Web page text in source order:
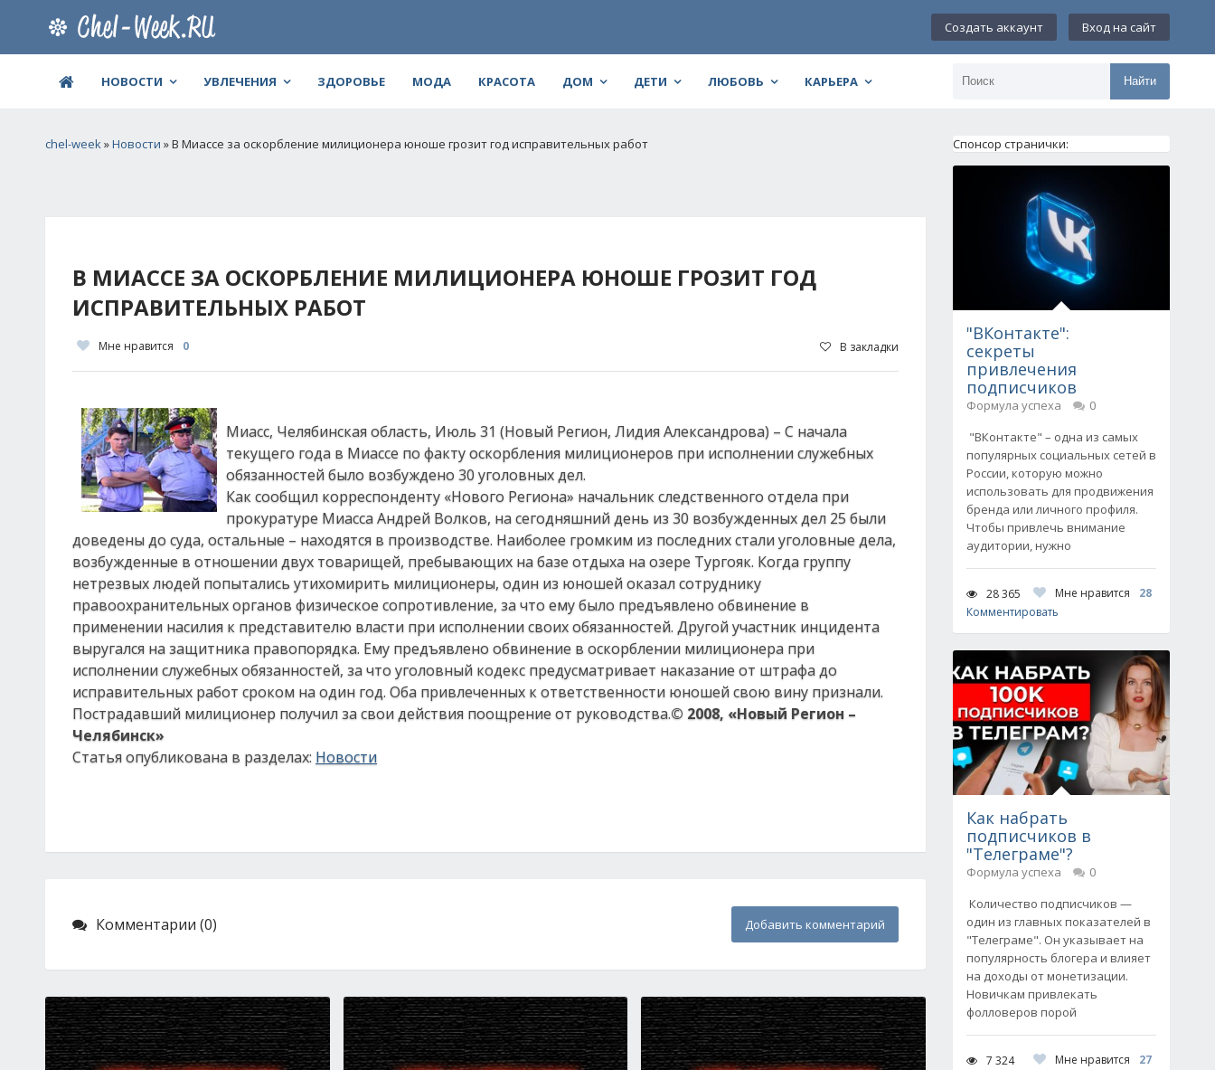
Создать аккаунт Вход на сайт
НОВОСТИ УВЛЕЧЕНИЯ ЗДОРОВЬЕ МОДА КРАСОТА ДОМ ДЕТИ ЛЮБОВЬ КАРЬЕРА Найти
chel-week»Новости » В Миассе за оскорбление милиционера юноше грозит год исправительных работ
В МИАССЕ ЗА ОСКОРБЛЕНИЕ МИЛИЦИОНЕРА ЮНОШЕ ГРОЗИТ ГОД
ИСПРАВИТЕЛЬНЫХ РАБОТ
Мне нравится 0 В закладки
Миасс, Челябинская область, Июль 31 (Новый Регион, Лидия Александрова) – С начала
текущего года в Миассе по факту оскорбления милиционеров при исполнении служебных
обязанностей было возбуждено 30 уголовных дел.
Как сообщил корреспонденту «Нового Региона» начальник следственного отдела при
прокуратуре Миасса Андрей Волков, на сегодняшний день из 30 возбужденных дел 25 были
доведены до суда, остальные – находятся в производстве. Наиболее громким из последних стали уголовные дела,
возбужденные в отношении двух товарищей, пребывающих на базе отдыха на озере Тургояк. Когда группу
нетрезвых людей попытались утихомирить милиционеры, один из юношей оказал сотруднику
правоохранительных органов физическое сопротивление, за что ему было предъявлено обвинение в
применении насилия к представителю власти при исполнении своих обязанностей. Другой участник инцидента
выругался на защитника правопорядка. Ему предъявлено обвинение в оскорблении милиционера при
исполнении служебных обязанностей, за что уголовный кодекс предусматривает наказание от штрафа до
исправительных работ сроком на один год. Оба привлеченных к ответственности юношей свою вину признали.
Пострадавший милиционер получил за свои действия поощрение от руководства.© 2008, «Новый Регион –
Челябинск»
Статья опубликована в разделах: Новости
Комментарии (0) Добавить комментарий
Спонсор странички:
"ВКонтакте":
секреты
привлечения
подписчиков
Формула успеха
0
"ВКонтакте" – одна из самых
популярных социальных сетей в
России, которую можно
использовать для продвижения
бренда или личного профиля.
Чтобы привлечь внимание
аудитории, нужно
28 365 Мне нравится
28
Комментировать
Как набрать
подписчиков в
"Телеграме"?
Формула успеха
0
Количество подписчиков —
один из главных показателей в
"Телеграме". Он указывает на
популярность блогера и влияет
на доходы от монетизации.
Новичкам привлекать
фолловеров порой
7 324 Мне нравится
27